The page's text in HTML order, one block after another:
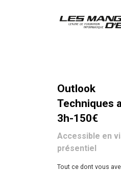
Outlook
Techniques
3h-150€
Accessible en
présentiel
Tout ce dont vous